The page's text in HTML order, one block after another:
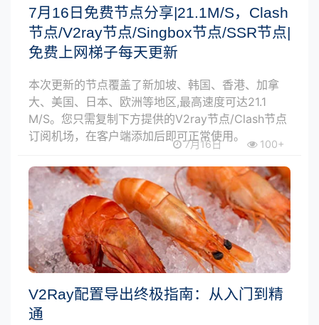
7月16日免费节点分享|21.1M/S，Clash
节点/V2ray节点/Singbox节点/SSR节点|
免费上网梯子每天更新
本次更新的节点覆盖了新加坡、韩国、香港、加拿
大、美国、日本、欧洲等地区,最高速度可达21.1
M/S。您只需复制下方提供的V2ray节点/Clash节点
订阅机场，在客户端添加后即可正常使用。
7月16日 100+
V2Ray配置导出终极指南：从入门到精
通